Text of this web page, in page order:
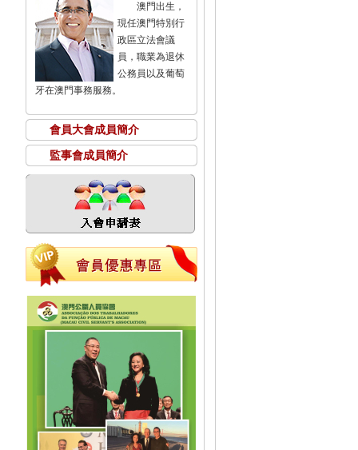
澳門出生，
現任澳門特別行
政區立法會議
員，職業為退休
公務員以及葡萄
牙在澳門事務服務。
會員大會成員簡介
監事會成員簡介